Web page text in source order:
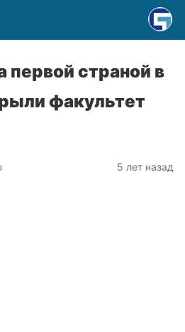
первой страной в
факультет
5 лет назад